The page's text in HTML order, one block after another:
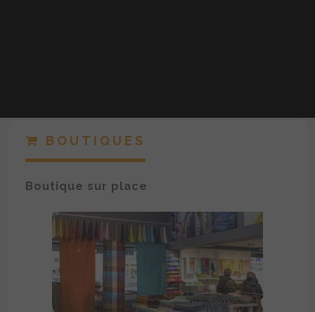
BOUTIQUES
Boutique sur place